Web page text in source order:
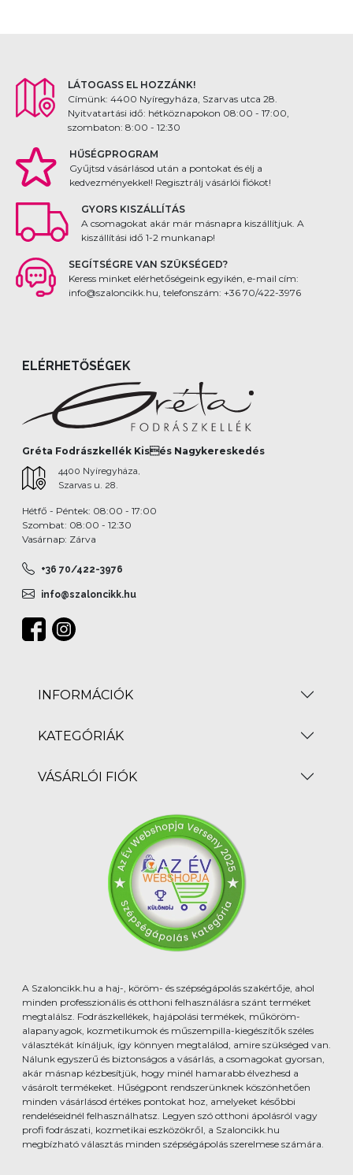
LÁTOGASS EL HOZZÁNK!
Címünk: 4400 Nyíregyháza, Szarvas utca 28.
Nyitvatartási idő: hétköznapokon 08:00 - 17:00,
szombaton: 8:00 - 12:30
HŰSÉGPROGRAM
Gyűjtsd vásárlásod után a pontokat és élj a
kedvezményekkel! Regisztrálj vásárlói fiókot!
GYORS KISZÁLLÍTÁS
A csomagokat akár már másnapra kiszállítjuk. A
kiszállítási idő 1-2 munkanap!
SEGÍTSÉGRE VAN SZÜKSÉGED?
Keress minket elérhetőségeink egyikén, e-mail cím:
info@szaloncikk.hu, telefonszám: +36 70/422-3976
ELÉRHETŐSÉGEK
Gréta Fodrászkellék Kisés Nagykereskedés
4400 Nyíregyháza,
Szarvas u. 28.
Hétfő - Péntek: 08:00 - 17:00
Szombat: 08:00 - 12:30
Vasárnap: Zárva
+36 70/422-3976
info@szaloncikk.hu
INFORMÁCIÓK
KATEGÓRIÁK
VÁSÁRLÓI FIÓK
A Szaloncikk.hu a haj-, köröm- és szépségápolás szakértője, ahol
minden professzionális és otthoni felhasználásra szánt terméket
megtalálsz. Fodrászkellékek, hajápolási termékek, műköröm-
alapanyagok, kozmetikumok és műszempilla-kiegészítők széles
választékát kínáljuk, így könnyen megtalálod, amire szükséged van.
Nálunk egyszerű és biztonságos a vásárlás, a csomagokat gyorsan,
akár másnap kézbesítjük, hogy minél hamarabb élvezhesd a
vásárolt termékeket. Hűségpont rendszerünknek köszönhetően
minden vásárlásod értékes pontokat hoz, amelyeket későbbi
rendeléseidnél felhasználhatsz. Legyen szó otthoni ápolásról vagy
profi fodrászati, kozmetikai eszközökről, a Szaloncikk.hu
megbízható választás minden szépségápolás szerelmese számára.